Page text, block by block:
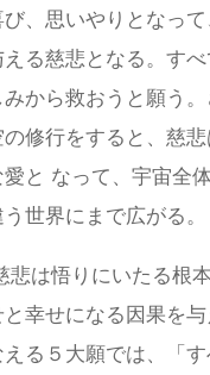
、思いやりとなっ
る慈悲となる。す
から救おうと願う
修行をすると、慈
と なって、宇宙全
世界にまで広がる。
は悟りにいたる根本
幸せになる因果を
る５大願では、「